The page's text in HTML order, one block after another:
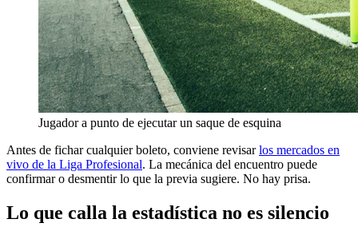
Jugador a punto de ejecutar un saque de esquina
Antes de fichar cualquier boleto, conviene revisarlos mercados en
vivo de la Liga Profesional. La mecánica del encuentro puede
confirmar o desmentir lo que la previa sugiere. No hay prisa.
Lo que calla la estadística no es silencio